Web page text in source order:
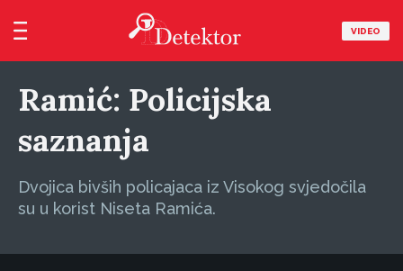
VIDEO
Ramić: Policijska
saznanja
Dvojica bivših policajaca iz Visokog svjedočila
su u korist Niseta Ramića.